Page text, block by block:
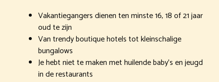
Vakantiegangers dienen ten minste 16, 18 of 21 jaar
oud te zijn
Van trendy boutique hotels tot kleinschalige
bungalows
Je hebt niet te maken met huilende baby’s en jeugd
in de restaurants